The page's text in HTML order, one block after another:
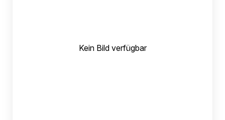
Kein Bild verfügbar